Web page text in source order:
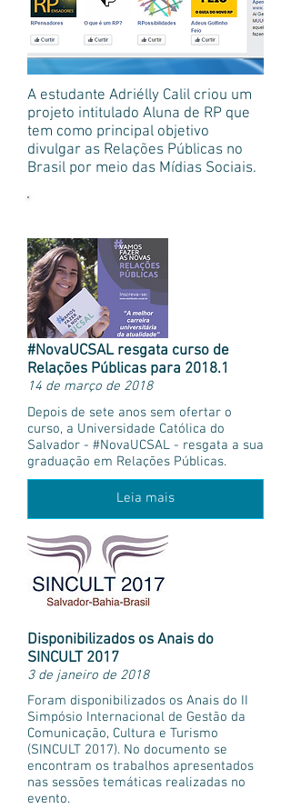
A estudante Adriélly Calil criou um
projeto intitulado Aluna de RP que
tem como principal objetivo
divulgar as Relações Públicas no
Brasil por meio das Mídias Sociais.
#NovaUCSAL resgata curso de
Relações Públicas para 2018.1
14 de março de 2018
Depois de sete anos sem ofertar o
curso, a Universidade Católica do
Salvador - #NovaUCSAL - resgata a sua
graduação em Relações Públicas.
Leia mais
Disponibilizados os Anais do
SINCULT 2017
3 de janeiro de 2018
Foram disponibilizados os Anais do II
Simpósio Internacional de Gestão da
Comunicação, Cultura e Turismo
(SINCULT 2017). No documento se
encontram os trabalhos apresentados
nas sessões temáticas realizadas no
evento.